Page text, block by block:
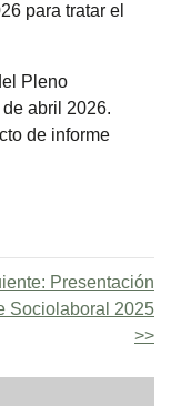
para tratar el
Pleno
abril 2026.
de informe
Presentación
Sociolaboral 2025